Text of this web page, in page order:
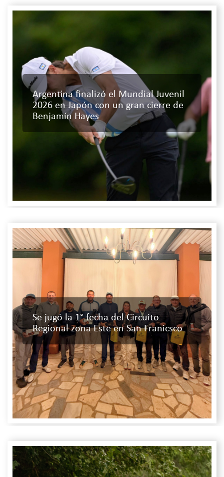
Argentina finalizó el Mundial Juvenil
2026 en Japón con un gran cierre de
Benjamín Hayes
Se jugó la 1° fecha del Circuito
Regional zona Este en San Franicsco